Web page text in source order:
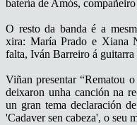
batería de Amós,
O resto da banda é a
xira: María Prado e Xiana
falta, Iván Barreiro á
Viñan presentar “Rematou
deixaron unha canción na
un gran tema declaración
'Cadaver sen cabeza', o seu